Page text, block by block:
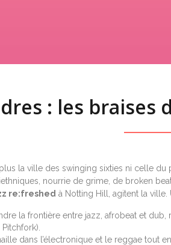
: les braises
plus la ville des swinging sixties ni celle
nourrie de grime, de broken
re:freshed à Notting Hill, agitent la ville.
la frontière entre jazz, afrobeat et
dans l’électronique et le reggae tout